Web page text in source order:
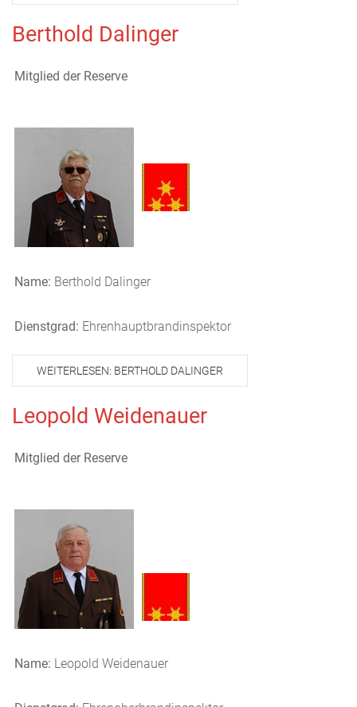
Berthold Dalinger
Mitglied der Reserve
Name: Berthold Dalinger
Dienstgrad: Ehrenhauptbrandinspektor
WEITERLESEN: BERTHOLD DALINGER
Leopold Weidenauer
Mitglied der Reserve
Name: Leopold Weidenauer